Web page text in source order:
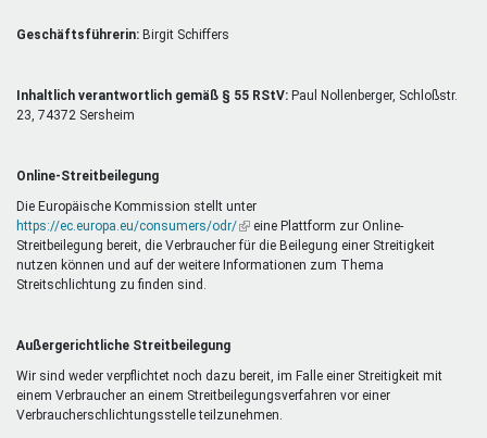
Mail)
Geschäftsführerin: Birgit Schiffers
Inhaltlich verantwortlich gemäß § 55 RStV: Paul Nollenberger, Schloßstr.
23, 74372 Sersheim
Online-Streitbeilegung
Die Europäische Kommission stellt unter
https://ec.europa.eu/consumers/odr/(Link
ist
extern)
eine Plattform zur Online-
Streitbeilegung bereit, die Verbraucher für die Beilegung einer Streitigkeit
nutzen können und auf der weitere Informationen zum Thema
Streitschlichtung zu finden sind.
Außergerichtliche Streitbeilegung
Wir sind weder verpflichtet noch dazu bereit, im Falle einer Streitigkeit mit
einem Verbraucher an einem Streitbeilegungsverfahren vor einer
Verbraucherschlichtungsstelle teilzunehmen.